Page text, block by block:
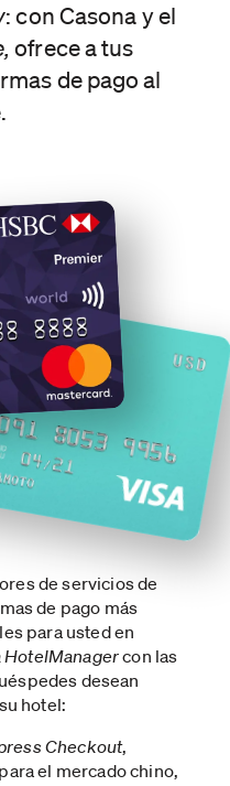
: con Casona y el
ofrece a tus
de pago al
de servicios de
de pago más
para usted en
HotelManagercon las
desean
hotel:
Checkout,
el mercado chino,